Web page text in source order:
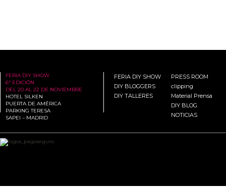
FERIA DIY SHOW
6ª EDICIÓN
DEL 20 AL 22 DE NOVIEMBRE
HOTEL SILKEN
PUERTA DE AMÉRICA
PARKING TERESA
SAPEI – MADRID
FERIA DIY SHOW
DIY BLOGGERS
DIY TALLERES
PRESS ROOM
clipping
Material Prensa
DIY BLOG
NOTICIAS